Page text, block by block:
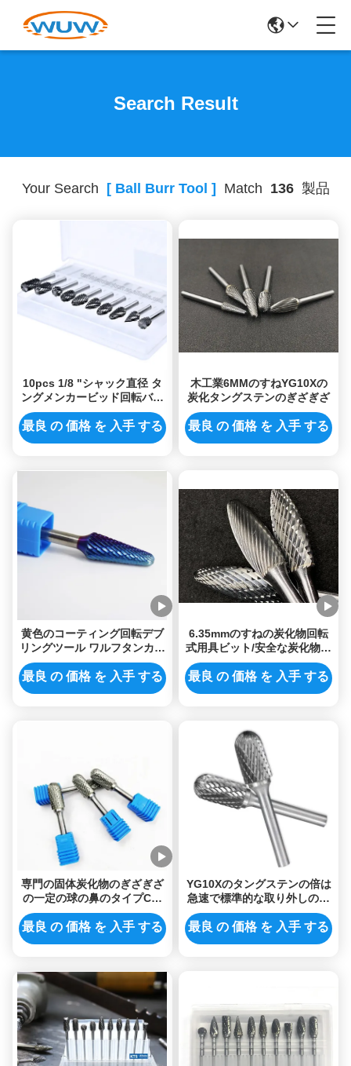
Search Result
Your Search [ Ball Burr Tool ] Match 136製品
10pcs 1/8 "シャック直径 タ
ングメンカービッド回転バー
3 * 6mm ヘッドサイズ 精密金
属加工のための
最良 の 価格 を 入手 する
木工業6MMのすねYG10Xの
炭化タングステンのぎざぎざ
最良 の 価格 を 入手 する
黄色のコーティング回転デブ
リングツール ワルフタンカー
ビッド回転ツール 彫刻ビット
最良 の 価格 を 入手 する
6.35mmのすねの炭化物回転
式用具ビット/安全な炭化物は
セット粉砕機ビット死にます
最良 の 価格 を 入手 する
専門の固体炭化物のぎざぎざ
の一定の球の鼻のタイプCの
回転式切り分けるビット
最良 の 価格 を 入手 する
YG10Xのタングステンの倍は
急速で標準的な取り外しのた
めの炭化物のぎざぎざを切っ
た
最良 の 価格 を 入手 する